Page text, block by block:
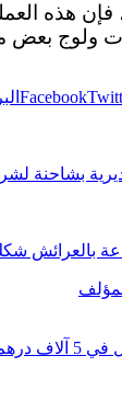
فإن هذه
ولوج بعض
Facebook
بشاحنة
بالعرائش
درهم بسلك…